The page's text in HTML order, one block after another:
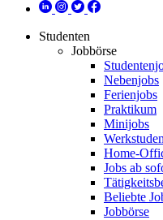
Studenten
Jobbörse
Nebenjobs
Ferienjobs
Praktikum
Minijobs
Home-
Jobs ab
Beliebte
Jobbörse